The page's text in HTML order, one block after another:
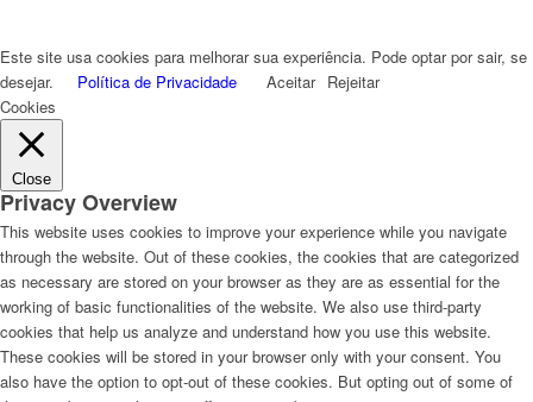
Este site usa cookies para melhorar sua experiência. Pode optar por sair, se
desejar.
Política de Privacidade Aceitar Rejeitar
Cookies
Close
Privacy Overview
This website uses cookies to improve your experience while you navigate
through the website. Out of these cookies, the cookies that are categorized
as necessary are stored on your browser as they are as essential for the
working of basic functionalities of the website. We also use third-party
cookies that help us analyze and understand how you use this website.
These cookies will be stored in your browser only with your consent. You
also have the option to opt-out of these cookies. But opting out of some of